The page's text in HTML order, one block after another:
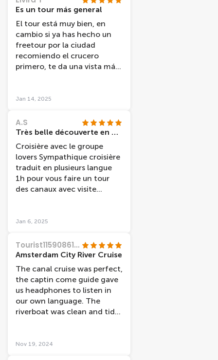
Es un tour más general
El tour está muy bien, en
cambio si ya has hecho un
freetour por la ciudad
recomiendo el crucero
primero, te da una vista más
freetour volvimos a ver sitios
estado.
Jan 14, 2025
A.S
Très belle découverte en péniche
Croisière avec le groupe
lovers Sympathique croisière
traduit en plusieurs langue
1h pour vous faire un tour
des canaux avec visite
quartiers/monuments /
musée de la ville etc Très
bien pour découvrir une 1er
fois en famille en amies en
couple cette croisière et très
bien adapter
Jan 6, 2025
Tourist11590861736
Amsterdam City River Cruise
The canal cruise was perfect,
the captin come guide gave
us headphones to listen in
our own language. The
riverboat was clean and tidy,
some beautiful pictures!! A
Nov 19, 2024